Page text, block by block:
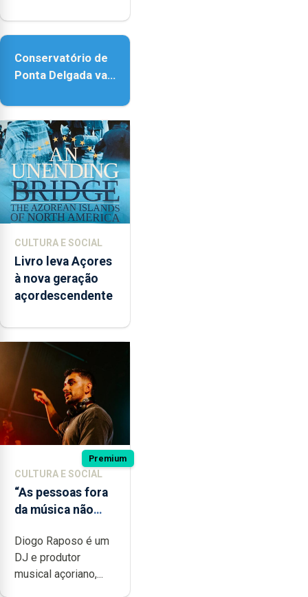
acessibilidade
Conservatório de
Ponta Delgada vai
instrumentos
CULTURA E SOCIAL
Livro leva Açores
à nova geração
açordescendente
Premium
CULTURA E SOCIAL
“As pessoas fora
da música não
quão difícil é
produzir uma
música”
Diogo Raposo é um
DJ e produtor
musical açoriano,...